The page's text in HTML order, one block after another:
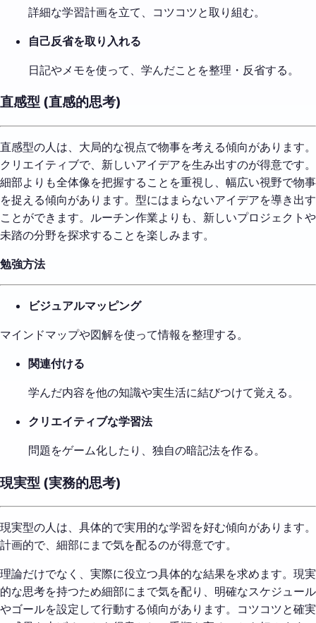
詳細な学習計画を立て、コツコツと取り組む。
自己反省を取り入れる
日記やメモを使って、学んだことを整理・反省する。
直感型 (直感的思考)
直感型の人は、大局的な視点で物事を考える傾向があります。
クリエイティブで、新しいアイデアを生み出すのが得意です。
細部よりも全体像を把握することを重視し、幅広い視野で物事
を捉える傾向があります。型にはまらないアイデアを導き出す
ことができます。ルーチン作業よりも、新しいプロジェクトや
未踏の分野を探求することを楽しみます。
勉強方法
ビジュアルマッピング
マインドマップや図解を使って情報を整理する。
関連付ける
学んだ内容を他の知識や実生活に結びつけて覚える。
クリエイティブな学習法
問題をゲーム化したり、独自の暗記法を作る。
現実型 (実務的思考)
現実型の人は、具体的で実用的な学習を好む傾向があります。
計画的で、細部にまで気を配るのが得意です。
理論だけでなく、実際に役立つ具体的な結果を求めます。現実
的な思考を持つため細部にまで気を配り、明確なスケジュール
やゴールを設定して行動する傾向があります。コツコツと確実